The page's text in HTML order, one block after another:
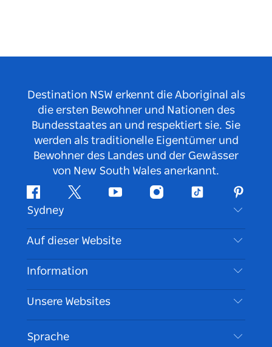
Destination NSW erkennt die Aboriginal als
die ersten Bewohner und Nationen des
Bundesstaates an und respektiert sie. Sie
werden als traditionelle Eigentümer und
Bewohner des Landes und der Gewässer
von New South Wales anerkannt.
FacebookTwitter YouTubeInstagramTikTok
Sydney
Kontaktieren Sie uns
Haftungsausschluss
Cookie Notice
Auf dieser Website
Reiseziele
Aktivitäten
Veranstaltungen
Information
Reiseinformationen
Barrierefreies Sydney
Tragen Sie Ihr Unternehmen ein
Unsere Websites
Sprache